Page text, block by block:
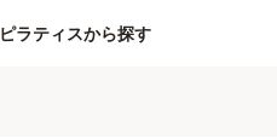
ピラティスから探す